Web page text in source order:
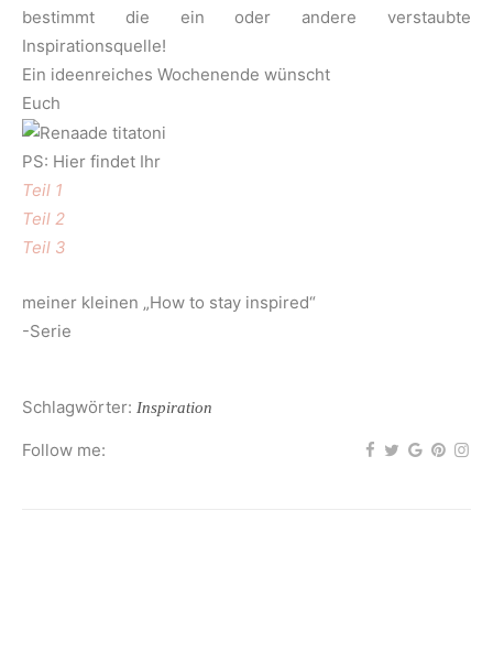
bestimmt die ein oder andere verstaubte
Inspirationsquelle!
Ein ideenreiches Wochenende wünscht
Euch
PS: Hier findet Ihr
Teil 1
Teil 2
Teil 3
meiner kleinen „How to stay inspired“
-Serie
Schlagwörter: Inspiration
Follow me: